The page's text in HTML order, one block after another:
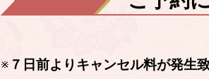
※ ７日前よりキャンセル料が発生